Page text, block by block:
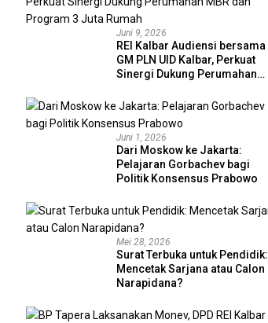
Juni 9, 2026
REI Kalbar Audiensi bersama
GM PLN UID Kalbar, Perkuat
Sinergi Dukung Perumahan
Rumah
Juni 1, 2026
Dari Moskow ke Jakarta:
Pelajaran Gorbachev bagi
Politik Konsensus Prabowo
Mei 28, 2026
Surat Terbuka untuk Pendidik:
Mencetak Sarjana atau Calon
Narapidana?